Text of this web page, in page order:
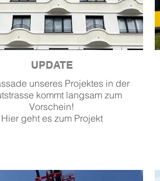
UPDATE
unseres Projektes in der
kommt langsam zum
Vorschein!
Hier geht es zum Projekt